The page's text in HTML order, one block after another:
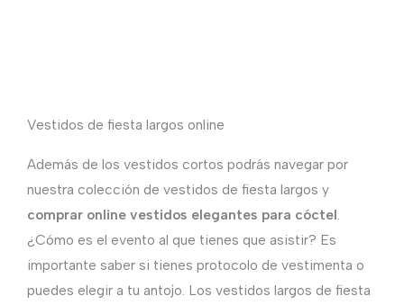
Vestidos de fiesta largos online
Además de los vestidos cortos podrás navegar por
nuestra colección de vestidos de fiesta largos y
comprar online vestidos elegantes para cóctel.
¿Cómo es el evento al que tienes que asistir? Es
importante saber si tienes protocolo de vestimenta o
puedes elegir a tu antojo. Los vestidos largos de fiesta